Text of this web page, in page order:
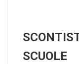
SCUOLE